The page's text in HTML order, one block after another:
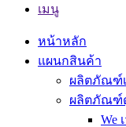
เมนู
หน้าหลัก
แผนกสินค้า
ผลิตภัณฑ์
ผลิตภัณฑ์
We